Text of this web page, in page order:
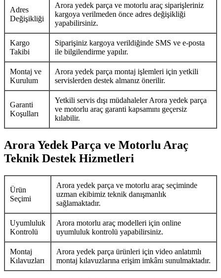
Adres
Değişikliği
Arora yedek parça ve motorlu araç siparişleriniz
kargoya verilmeden önce adres değişikliği
yapabilirsiniz.
Kargo
Takibi
Siparişiniz kargoya verildiğinde SMS ve e-posta
ile bilgilendirme yapılır.
Montaj ve
Kurulum
Arora yedek parça montaj işlemleri için yetkili
servislerden destek almanız önerilir.
Garanti
Koşulları
Yetkili servis dışı müdahaleler Arora yedek parça
ve motorlu araç garanti kapsamını geçersiz
kılabilir.
Arora Yedek Parça ve Motorlu Araç
Teknik Destek Hizmetleri
Ürün
Seçimi
Arora yedek parça ve motorlu araç seçiminde
uzman ekibimiz teknik danışmanlık
sağlamaktadır.
Uyumluluk
Kontrolü
Arora motorlu araç modelleri için online
uyumluluk kontrolü yapabilirsiniz.
Montaj
Kılavuzları
Arora yedek parça ürünleri için video anlatımlı
montaj kılavuzlarına erişim imkânı sunulmaktadır.